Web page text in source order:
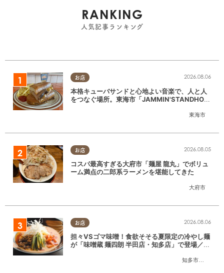
RANKING
人気記事ランキング
お店
東海市
2026.08.06
本格キューバサンドと心地よい音楽で、人と人
をつなぐ場所。東海市「JAMMIN'STANDHOU
お店
大府市
2026.08.05
コスパ最高すぎる大府市「麺屋 龍丸」でボリュ
ーム満点の二郎系ラーメンを堪能してきた
お店
知多市半田市
2026.08.06
担々VSゴマ味噌！食欲そそる夏限定の冷やし麺
が「味噌蔵 麺四朗 半田店・知多店」で登場／ち